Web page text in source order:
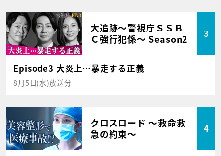
大追跡～警視庁ＳＳＢ
Ｃ強行犯係～ Season2
3
Episode3 大炎上…暴走する正義
8月5日(水)放送分
クロスロード ～救命救
急の約束～
4